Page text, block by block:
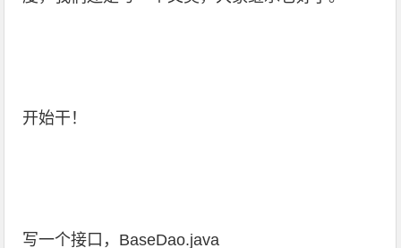
开始干！
写一个接口，BaseDao.java